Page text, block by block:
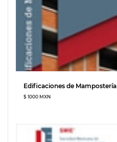
Edificaciones de Mampostería
$ 1000 MXN